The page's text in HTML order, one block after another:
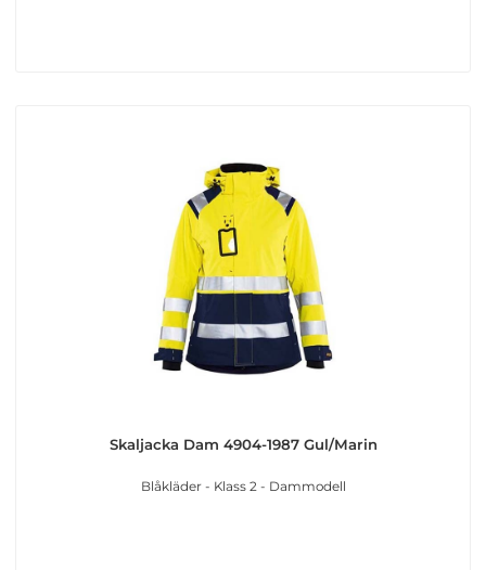
Skaljacka Dam 4904-1987 Gul/Marin
Blåkläder - Klass 2 - Dammodell